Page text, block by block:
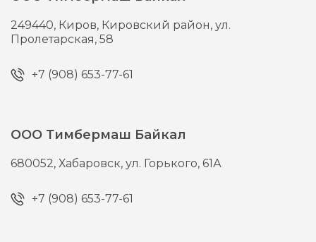
249440, Киров, Кировский район, ул.
Пролетарская, 58
+7 (908) 653-77-61
ООО Тимбермаш Байкал
680052,Хабаровск,ул. Горького, 61А
+7 (908) 653-77-61